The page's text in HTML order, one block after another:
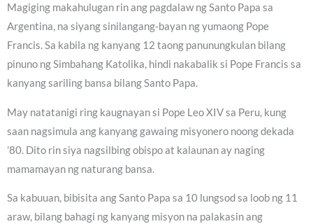
Magiging makahulugan rin ang pagdalaw ng Santo Papa sa
Argentina, na siyang sinilangang-bayan ng yumaong Pope
Francis. Sa kabila ng kanyang 12 taong panunungkulan bilang
pinuno ng Simbahang Katolika, hindi nakabalik si Pope Francis sa
kanyang sariling bansa bilang Santo Papa.
May natatanigi ring kaugnayan si Pope Leo XIV sa Peru, kung
saan nagsimula ang kanyang gawaing misyonero noong dekada
’80. Dito rin siya nagsilbing obispo at kalaunan ay naging
mamamayan ng naturang bansa.
Sa kabuuan, bibisita ang Santo Papa sa 10 lungsod sa loob ng 11
araw, bilang bahagi ng kanyang misyon na palakasin ang